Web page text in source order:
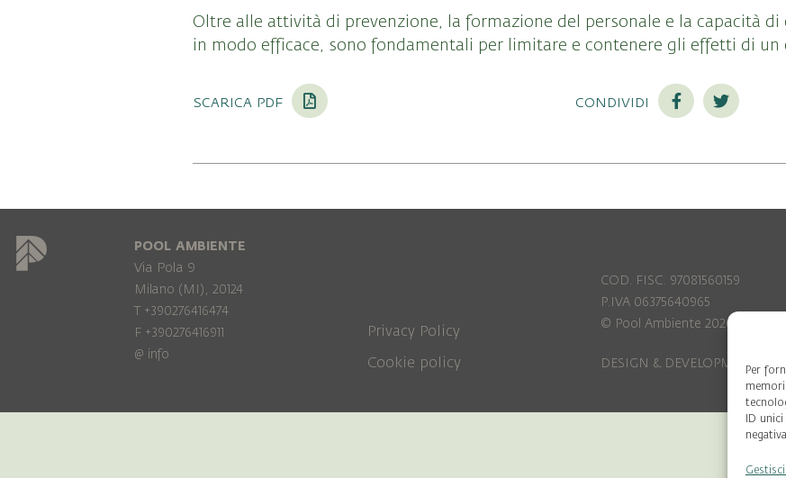
Per
ID
Oltre alle attività di prevenzione, la formazione del personale e la capacità di
in modo efficace, sono fondamentali per limitare e contenere gli effetti di un
scarica pdf condividi
POOL AMBIENTE
Via Pola 9
Milano (MI), 20124
T +390276416474
F +390276416911
@ info
Privacy Policy
Cookie policy
COD. FISC. 97081560159
P.IVA 06375640965
© Pool Ambiente 2026
DESIGN & DEVELOPMENT by